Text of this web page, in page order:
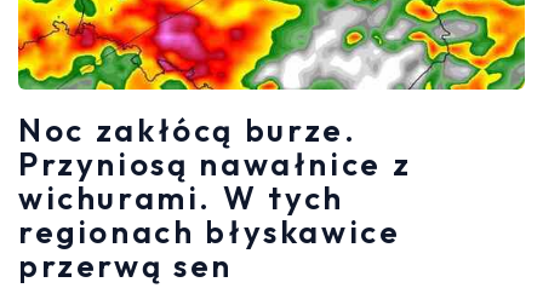
Noc zakłócą burze.
Przyniosą nawałnice z
wichurami. W tych
regionach błyskawice
przerwą sen